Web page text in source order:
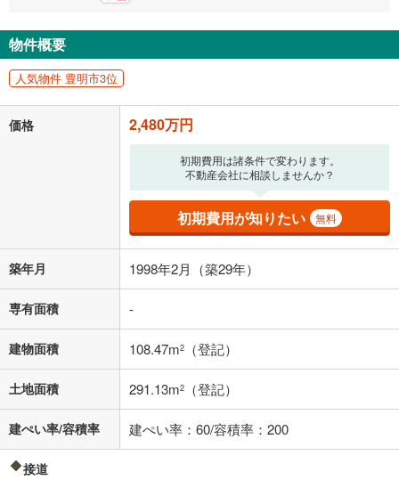
返済期間
一般的には最長35年まで借り入れ可能です。多くの金融機関
が完済時の年齢は80歳までを条件としています。
頭金
0万円 2,480万円
自己資金から住宅購入にかけられる金額を入力してくださ
い。一般的には物件価格の2割までが目安です。
閉じる
万円
0円 2,480万円
年2回払いを想定しています。毎月の返済額に加えて、ボー
ナス時の増額分（1回分）を入力してください。
ボーナス払いの限度額は金融機関によって異なります。
閉じる
月々の返済額 64,377円/月
「金利」については、ご利用を予定されている金融機関等にご確認の
物件概要
人気物件 豊明市3位
価格 2,480万円
初期費用は諸条件で変わります。
不動産会社に相談しませんか？
初期費用が知りたい 無料
築年月 1998年2月（築29年）
専有面積 -
建物面積 108.47m2 （登記）
土地面積 291.13m2 （登記）
建ぺい率/容積率 建ぺい率：60/容積率：200
接道